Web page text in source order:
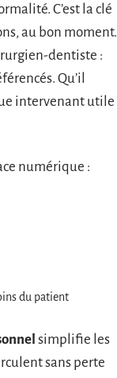
C’est la clé
au bon moment.
dentiste :
Qu’il
intervenant utile
numérique :
du patient
simplifie les
sans perte